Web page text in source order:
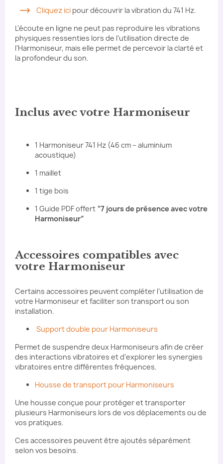
Cliquez ici pour découvrir la vibration du 741 Hz.
L’écoute en ligne ne peut pas reproduire les vibrations
physiques ressenties lors de l’utilisation directe de
l’Harmoniseur, mais elle permet de percevoir la clarté et
la profondeur du son.
Inclus avec votre Harmoniseur
1 Harmoniseur 741 Hz (46 cm – aluminium
acoustique)
1 maillet
1 tige bois
1 Guide PDF offert “7 jours de présence avec votre
Harmoniseur”
Accessoires compatibles avec
votre Harmoniseur
Certains accessoires peuvent compléter l’utilisation de
votre Harmoniseur et faciliter son transport ou son
installation.
Support double pour Harmoniseurs
Permet de suspendre deux Harmoniseurs afin de créer
des interactions vibratoires et d’explorer les synergies
vibratoires entre différentes fréquences.
Housse de transport pour Harmoniseurs
Une housse conçue pour protéger et transporter
plusieurs Harmoniseurs lors de vos déplacements ou de
vos pratiques.
Ces accessoires peuvent être ajoutés séparément
selon vos besoins.